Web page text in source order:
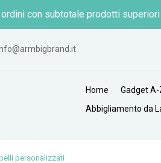
con subtotale prodotti superiori
Home Gadget A-
Abbigliamento da
personalizzati